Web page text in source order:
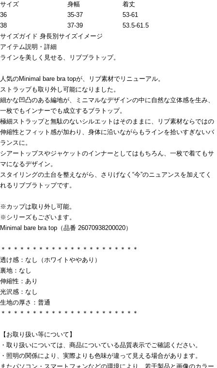
サイズ
身幅
着丈
36
35-37
53-61
38
37-39
53.5-61.5
サイズガイド 身長別サイズイメージ
アイテム説明・詳細
ラインを美しく見せる、リブブラトップ。
人気のMinimal bare bra topが、リブ素材でリニューアル。
ストラップも取り外し可能になりました。
細かな凹凸のある編地が、ミニマルなデザインの中に自然な立体感を生み、
一枚でもインナーでも成立するブラトップ。
極細ストラップと無駄のないシルエットはそのままに、リブ素材ならではの
伸縮性とフィット感が加わり、身体に沿いながらもラインを拾いすぎないバ
ランスに。
シアートップスやジャケットのインナーとしてはもちろん、一枚で着てもサ
マになるデザイン。
スタイリングの土台を整えながら、さりげなく“今”のニュアンスを加えてく
れるリブブラトップです。
※カップは取り外し可能。
※シリーズもございます。
Minimal bare bra top（品番 26070938200020）
＊＊＊＊＊＊＊＊＊＊＊＊＊＊＊＊＊＊＊＊＊＊
透け感：なし（ホワイトややあり）
裏地：なし
伸縮性：あり
光沢感：なし
生地の厚さ：普通
＊＊＊＊＊＊＊＊＊＊＊＊＊＊＊＊＊＊＊＊＊＊
【お取り扱い等について】
・取り扱いについては、商品についている品質表示でご確認ください。
・照明の関係により、実際よりも色味が違って見える場合があります。
またパソコン・スマートフォンなどの環境により、若干製品と画像のカラー